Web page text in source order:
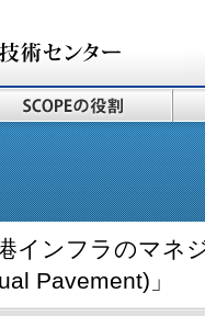
インフラのマネ
Pavement)」